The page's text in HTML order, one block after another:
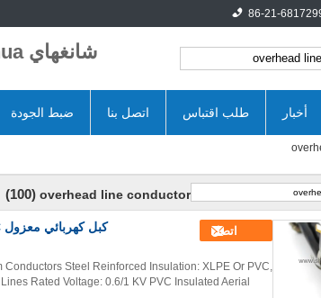
86-21-
شانغهاي Shenghua كبل (مجموعة) المحدودة
ضبط الجودة اتصل بنا طلب اقتباس أخبار
overhead line conductor
(100)
اتصل
Steel Reinforced Insulation: XLPE Or PVC,
Rated Voltage: 0.6/1 KV PVC Insulated Aerial